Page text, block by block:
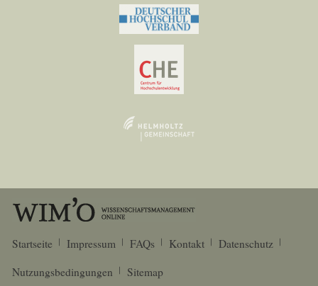
Startseite Impressum FAQs Kontakt
Datenschutz
Nutzungsbedingungen
Sitemap